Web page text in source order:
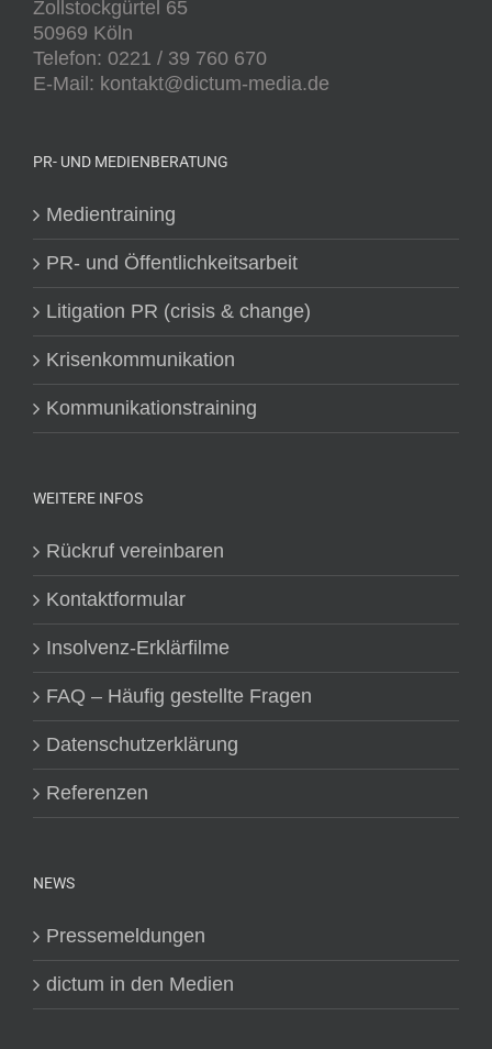
Zollstockgürtel 65
50969 Köln
Telefon: 0221 / 39 760 670
E-Mail: kontakt@dictum-media.de
PR- UND MEDIENBERATUNG
Medientraining
PR- und Öffentlichkeitsarbeit
Litigation PR (crisis & change)
Krisenkommunikation
Kommunikationstraining
WEITERE INFOS
Rückruf vereinbaren
Kontaktformular
Insolvenz-Erklärfilme
FAQ – Häufig gestellte Fragen
Datenschutzerklärung
Referenzen
NEWS
Pressemeldungen
dictum in den Medien